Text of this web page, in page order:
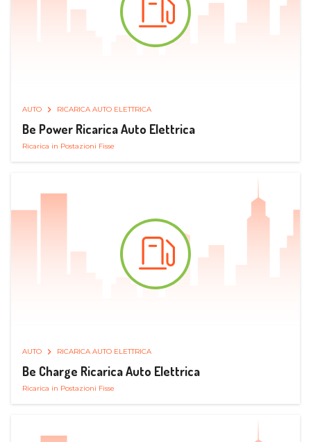
AUTO RICARICA AUTO ELETTRICA
Be Power Ricarica Auto Elettrica
Ricarica in Postazioni Fisse
AUTO RICARICA AUTO ELETTRICA
Be Charge Ricarica Auto Elettrica
Ricarica in Postazioni Fisse